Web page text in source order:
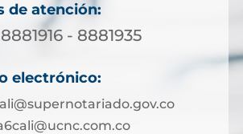
de atención:
- 8881935
electrónico: